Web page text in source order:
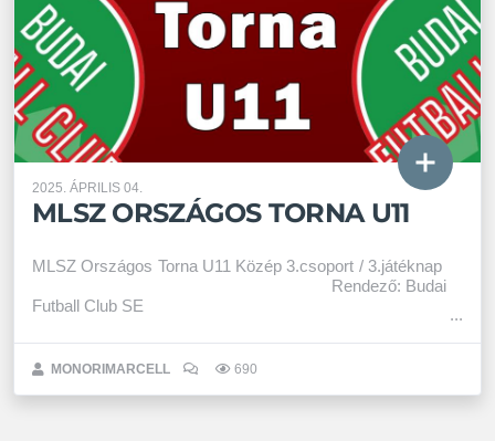
2025. ÁPRILIS 04.
MLSZ ORSZÁGOS TORNA U11
MLSZ Országos Torna U11 Közép 3.csoport / 3.játéknap
Rendező: Budai
Futball Club SE
MONORIMARCELL 690